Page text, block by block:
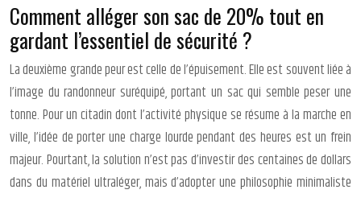
Comment alléger son sac de 20% tout en
gardant l’essentiel de sécurité ?
La deuxième grande peur est celle de l’épuisement. Elle est souvent liée à
l’image du randonneur suréquipé, portant un sac qui semble peser une
tonne. Pour un citadin dont l’activité physique se résume à la marche en
ville, l’idée de porter une charge lourde pendant des heures est un frein
majeur. Pourtant, la solution n’est pas d’investir des centaines de dollars
dans du matériel ultraléger, mais d’adopter une philosophie minimaliste